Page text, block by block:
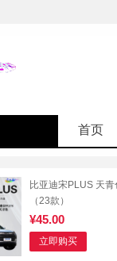
首页
比亚迪宋PLUS 天青
（23款）
¥45.00
立即购买